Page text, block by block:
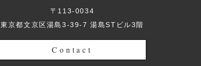
〒113-0034
東京都文京区湯島3-39-7 湯島STビル3階
Contact